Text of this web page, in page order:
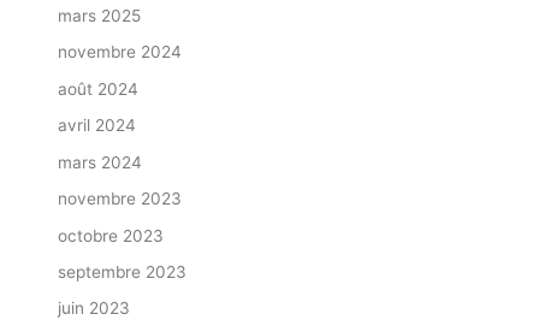
mars 2025
novembre 2024
août 2024
avril 2024
mars 2024
novembre 2023
octobre 2023
septembre 2023
juin 2023